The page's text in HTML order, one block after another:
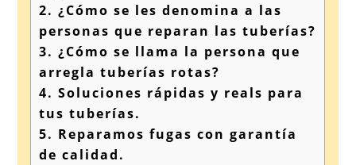
2. ¿Cómo se les denomina a las
personas que reparan las tuberías?
3. ¿Cómo se llama la persona que
arregla tuberías rotas?
4. Soluciones rápidas y reals para
tus tuberías.
5. Reparamos fugas con garantía
de calidad.